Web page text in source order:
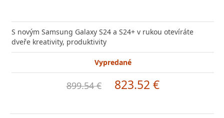
S novým Samsung Galaxy S24 a S24+ v rukou otevíráte
dveře kreativity, produktivity
Vypredané
899.54 € 823.52 €